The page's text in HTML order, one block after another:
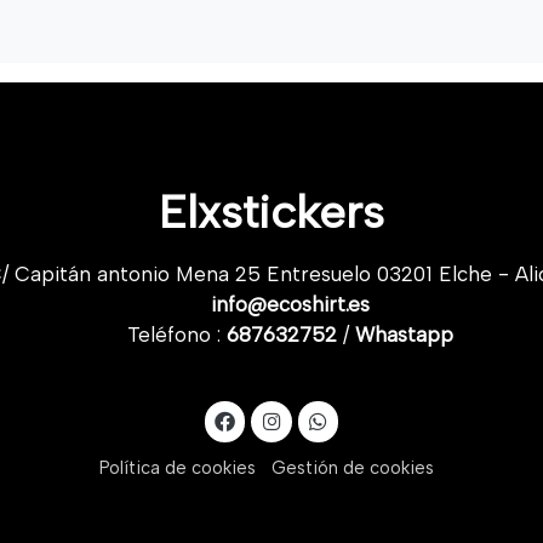
Elxstickers
Capitán antonio Mena 25 Entresuelo 03201 Elche -
info@ecoshirt.es
Teléfono : 687632752/ Whastapp
Política de cookies Gestión de cookies